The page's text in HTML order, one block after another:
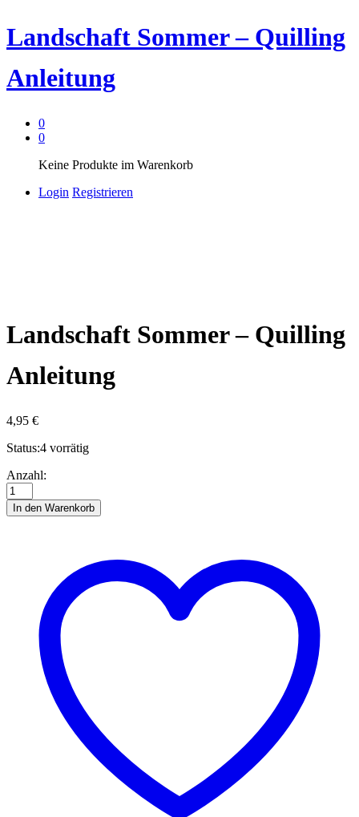
Landschaft Sommer – Quilling
Anleitung
0
0
Keine Produkte im Warenkorb
Login Registrieren
Landschaft Sommer – Quilling
Anleitung
4,95 €
Status:4 vorrätig
Landschaft
Sommer
-
Quilling
Anzahl:
In den Warenkorb